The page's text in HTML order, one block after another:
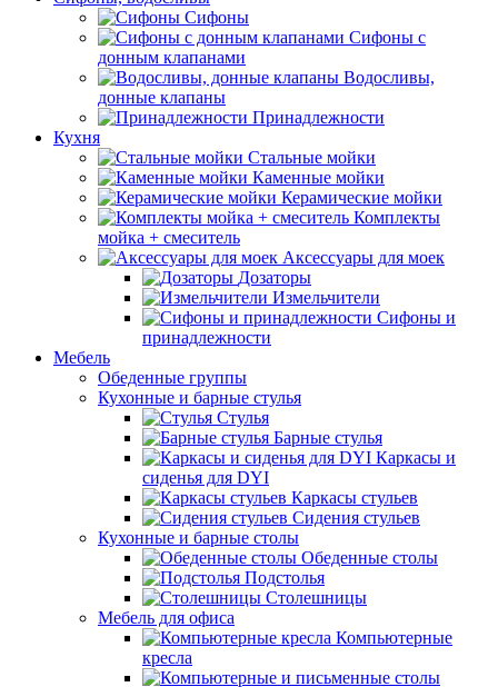
Сифоны
Сифоны с
донным клапанами
Водосливы,
донные клапаны
Принадлежности
Кухня
Стальные мойки
Каменные мойки
Керамические мойки
Комплекты
мойка + смеситель
Аксессуары для моек
Дозаторы
Измельчители
Сифоны и
принадлежности
Мебель
Обеденные группы
Кухонные и барные стулья
Стулья
Барные стулья
Каркасы и
сиденья для DYI
Каркасы стульев
Сидения стульев
Кухонные и барные столы
Обеденные столы
Подстолья
Столешницы
Мебель для офиса
Компьютерные
кресла